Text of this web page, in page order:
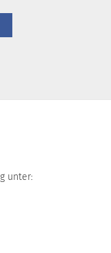
unter: